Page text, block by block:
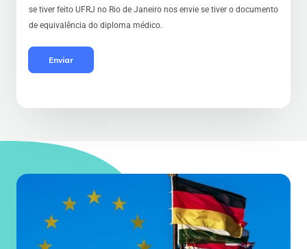
se tiver feito UFRJ no Rio de Janeiro nos envie se tiver o documento
de equivalência do diploma médico.
Enviar